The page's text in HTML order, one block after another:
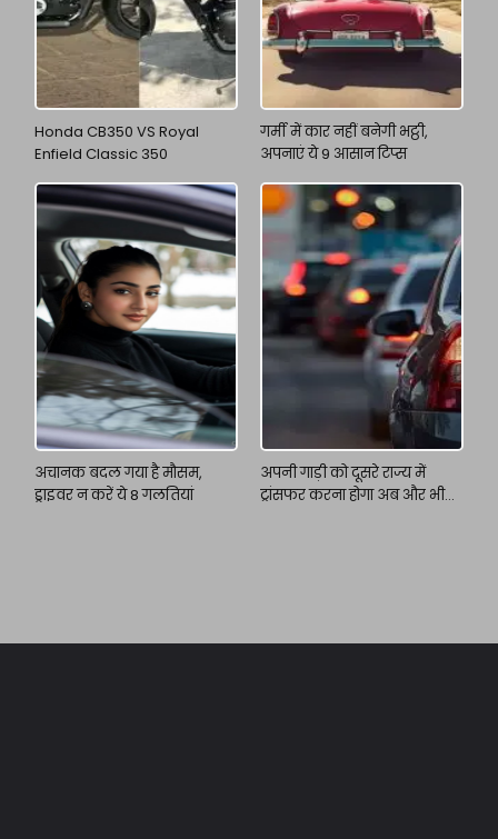
Honda CB350 VS Royal
Enfield Classic 350
गर्मी में कार नहीं बनेगी भट्ठी,
अपनाएं ये 9 आसान टिप्स
अचानक बदल गया है मौसम,
ड्राइवर न करें ये 8 गलतियां
अपनी गाड़ी को दूसरे राज्य में
ट्रांसफर करना होगा अब और भी